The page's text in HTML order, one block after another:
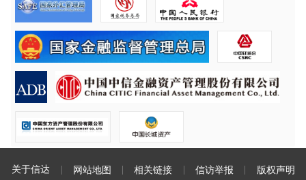
关于信达 网站地图 相关链接 信访举报 版权声明